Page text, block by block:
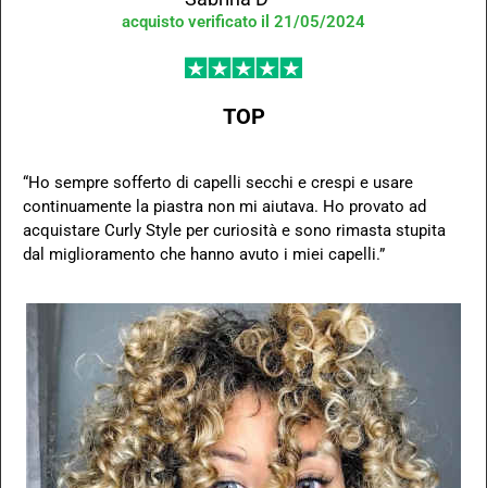
acquisto verificato il 21/05/2024
TOP
“Ho sempre sofferto di capelli secchi e crespi e usare
continuamente la piastra non mi aiutava. Ho provato ad
acquistare Curly Style per curiosità e sono rimasta stupita
dal miglioramento che hanno avuto i miei capelli.”